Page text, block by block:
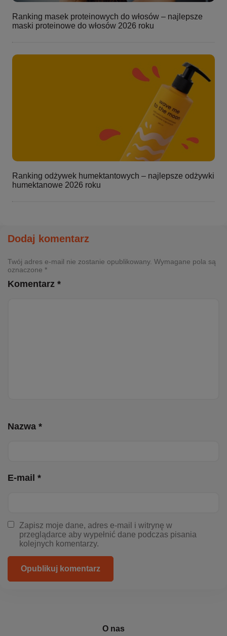
Ranking masek proteinowych do włosów – najlepsze
maski proteinowe do włosów 2026 roku
Ranking odżywek humektantowych – najlepsze odżywki
humektanowe 2026 roku
Dodaj komentarz
Twój adres e-mail nie zostanie opublikowany. Wymagane pola są
oznaczone *
Komentarz *
Nazwa *
E-mail *
Zapisz moje dane, adres e-mail i witrynę w
przeglądarce aby wypełnić dane podczas pisania
kolejnych komentarzy.
Opublikuj komentarz
O nas